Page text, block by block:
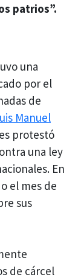
patrios”.
una
por el
de
Manuel
protestó
una ley
En
el mes de
sus
de cárcel